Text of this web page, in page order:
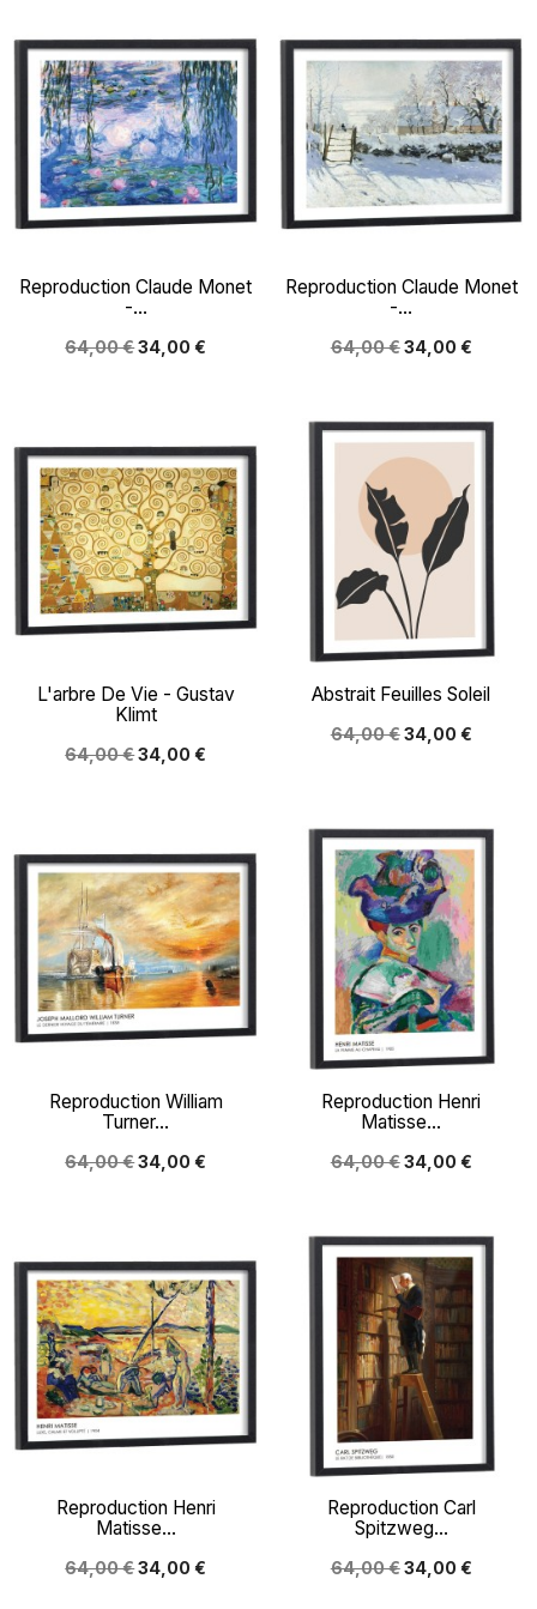
Reproduction Claude Monet
-...
64,00 €34,00 €
Reproduction Claude Monet
-...
64,00 €34,00 €
L'arbre De Vie - Gustav
Klimt
64,00 €34,00 €
Abstrait Feuilles Soleil
64,00 €34,00 €
Reproduction William
Turner...
64,00 €34,00 €
Reproduction Henri
Matisse...
64,00 €34,00 €
Reproduction Henri
Matisse...
64,00 €34,00 €
Reproduction Carl
Spitzweg...
64,00 €34,00 €